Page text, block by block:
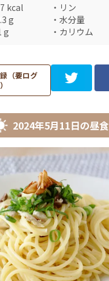
kcal ・ リン
g ・ 水分量
g ・ カリウム
（要ログ
2024年5月11日の昼食